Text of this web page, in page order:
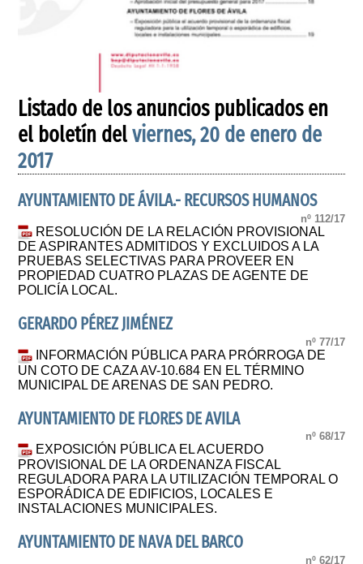
Listado de los anuncios publicados en
el boletín delviernes, 20 de enero de
2017
AYUNTAMIENTO DE ÁVILA.- RECURSOS HUMANOS
nº 112/17
RESOLUCIÓN DE LA RELACIÓN PROVISIONAL
DE ASPIRANTES ADMITIDOS Y EXCLUIDOS A LA
PRUEBAS SELECTIVAS PARA PROVEER EN
PROPIEDAD CUATRO PLAZAS DE AGENTE DE
POLICÍA LOCAL.
GERARDO PÉREZ JIMÉNEZ
nº 77/17
INFORMACIÓN PÚBLICA PARA PRÓRROGA DE
UN COTO DE CAZA AV-10.684 EN EL TÉRMINO
MUNICIPAL DE ARENAS DE SAN PEDRO.
AYUNTAMIENTO DE FLORES DE AVILA
nº 68/17
EXPOSICIÓN PÚBLICA EL ACUERDO
PROVISIONAL DE LA ORDENANZA FISCAL
REGULADORA PARA LA UTILIZACIÓN TEMPORAL O
ESPORÁDICA DE EDIFICIOS, LOCALES E
INSTALACIONES MUNICIPALES.
AYUNTAMIENTO DE NAVA DEL BARCO
nº 62/17